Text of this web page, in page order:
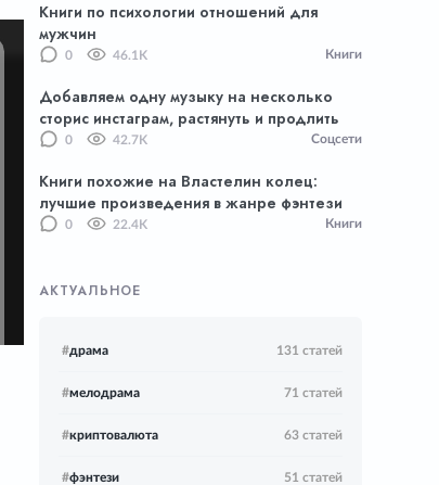
Книги по психологии отношений для
мужчин
0 46.1K Книги
Добавляем одну музыку на несколько
сторис инстаграм, растянуть и продлить
0 42.7K Соцсети
Книги похожие на Властелин колец:
лучшие произведения в жанре фэнтези
0 22.4K Книги
АКТУАЛЬНОЕ
#драма 131 статей
#мелодрама 71 статей
#криптовалюта 63 статей
#фэнтези 51 статей